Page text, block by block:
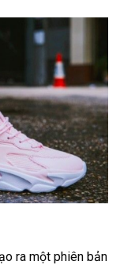
ra một phiên bản